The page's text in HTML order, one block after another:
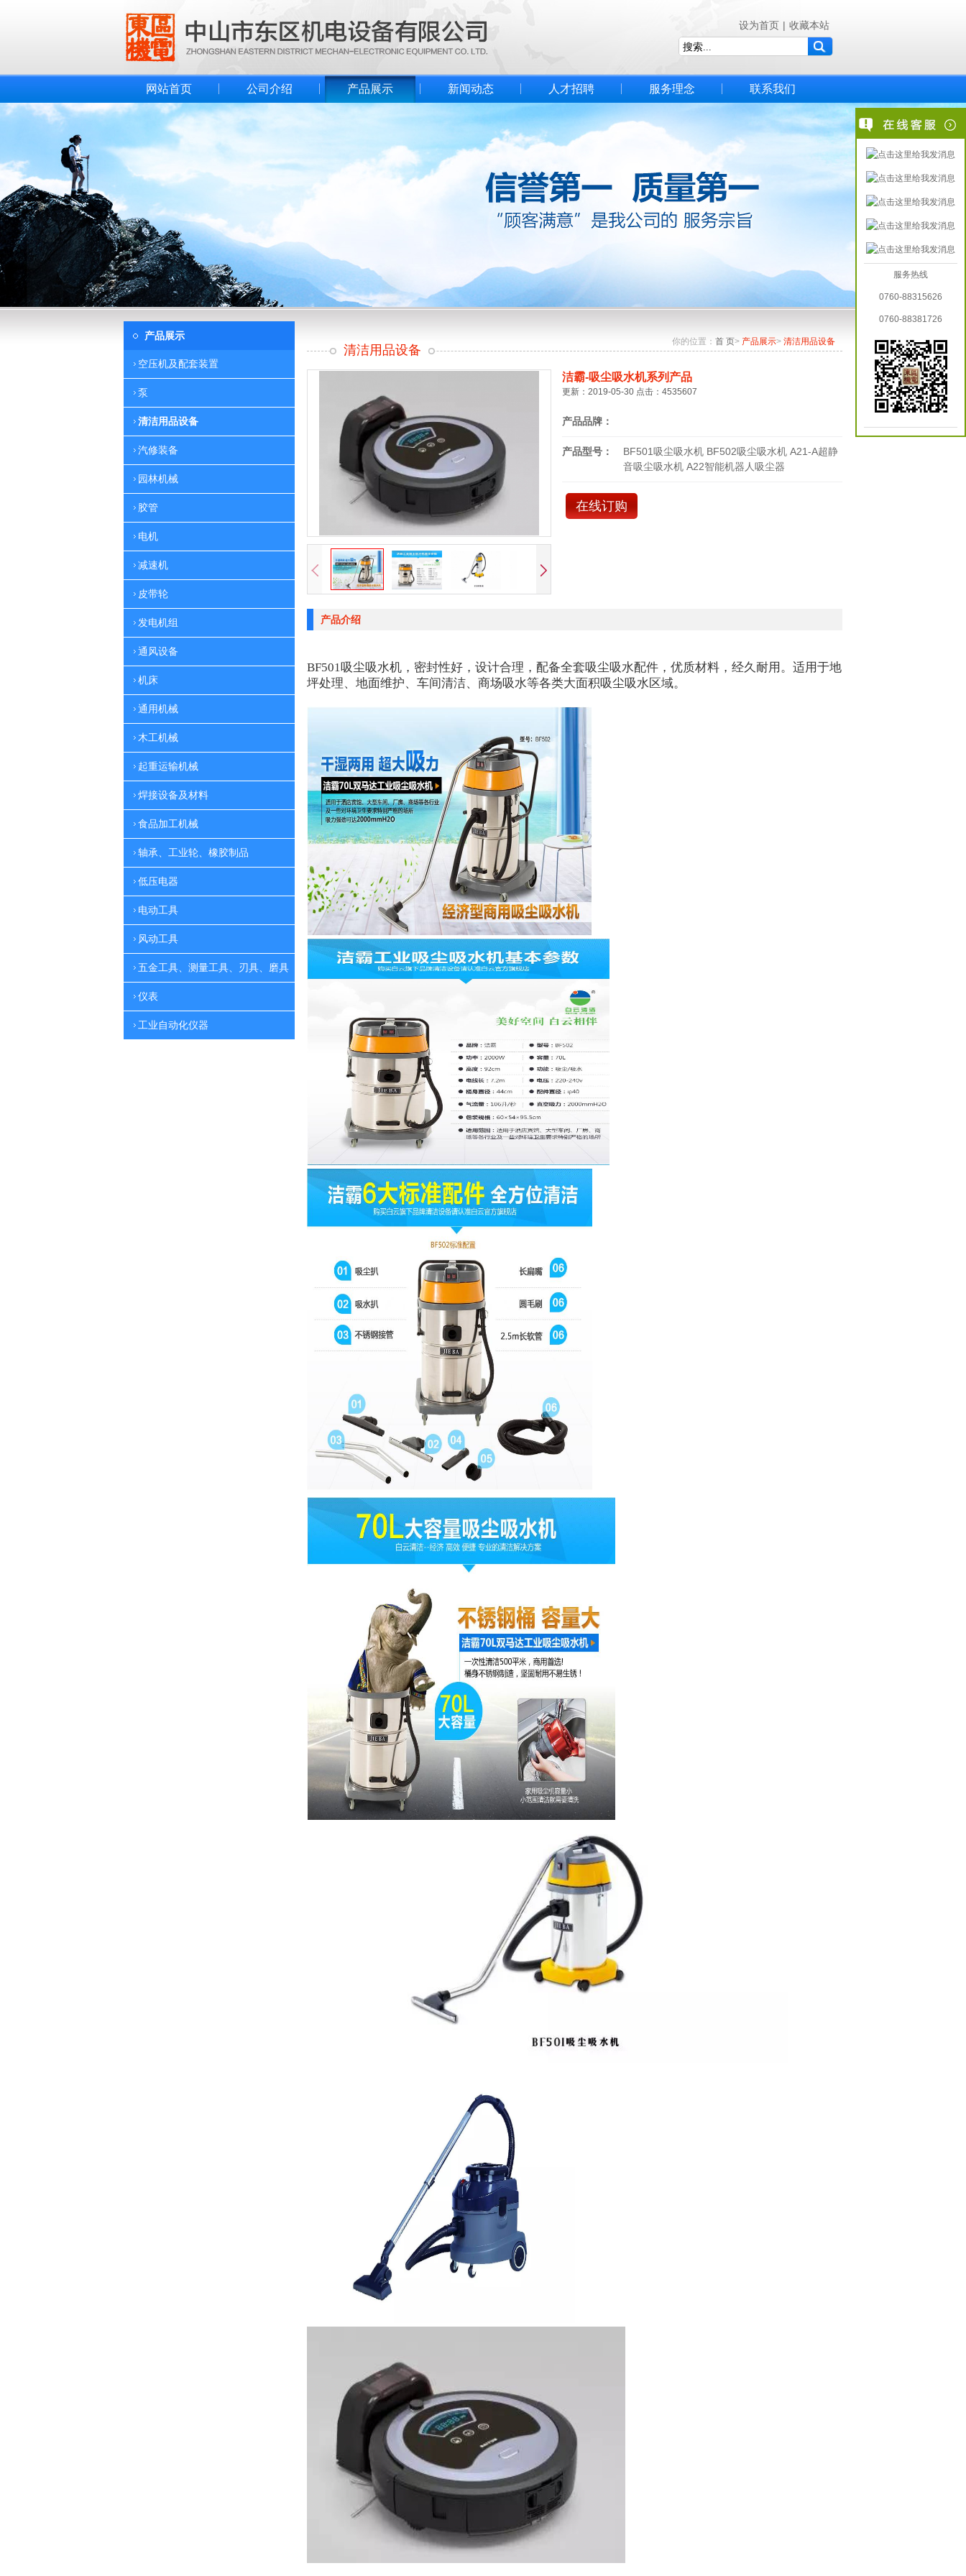
设为首页 | 收藏本站
网站首页 公司介绍 产品展示 新闻动态 人才招聘 服务理念 联系我们
产品展示
空压机及配套装置
泵
清洁用品设备
汽修装备
园林机械
胶管
电机
减速机
皮带轮
发电机组
通风设备
机床
通用机械
木工机械
起重运输机械
焊接设备及材料
食品加工机械
轴承、工业轮、橡胶制品
低压电器
电动工具
风动工具
五金工具、测量工具、刃具、磨具
仪表
工业自动化仪器
你的位置： 首 页> 产品展示> 清洁用品设备
清洁用品设备
洁霸-吸尘吸水机系列产品
更新：2019-05-30 点击：4535607
产品品牌：
产品型号：
BF501吸尘吸水机 BF502吸尘吸水机 A21-A超静
音吸尘吸水机 A22智能机器人吸尘器
在线订购
产品介绍
BF501吸尘吸水机，密封性好，设计合理，配备全套吸尘吸水配件，优质材料，经久耐用。适用于地
坪处理、地面维护、车间清洁、商场吸水等各类大面积吸尘吸水区域。
服务热线
0760-88315626
0760-88381726